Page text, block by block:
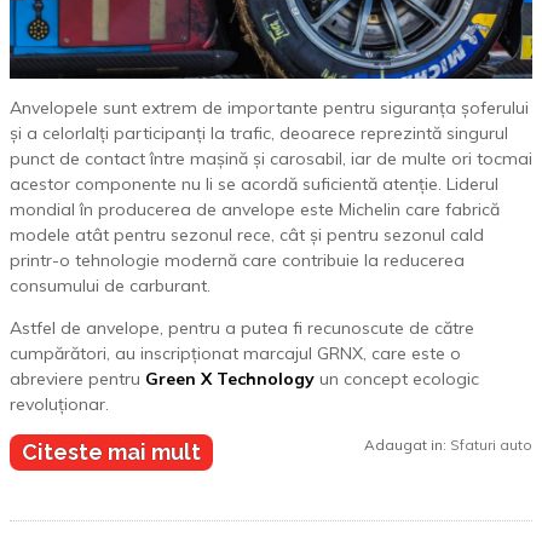
Anvelopele sunt extrem de importante pentru siguranța șoferului
și a celorlalți participanți la trafic, deoarece reprezintă singurul
punct de contact între mașină și carosabil, iar de multe ori tocmai
acestor componente nu li se acordă suficientă atenție. Liderul
mondial în producerea de anvelope este Michelin care fabrică
modele atât pentru sezonul rece, cât și pentru sezonul cald
printr-o tehnologie modernă care contribuie la reducerea
consumului de carburant.
Astfel de anvelope, pentru a putea fi recunoscute de către
cumpărători, au inscripționat marcajul GRNX, care este o
abreviere pentru Green X Technology un concept ecologic
revoluționar.
Citeste mai mult Adaugat in: Sfaturi auto